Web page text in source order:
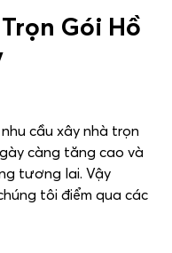
Gói Hồ
cầu xây nhà trọn
càng tăng cao và
tương lai. Vậy
tôi điểm qua các